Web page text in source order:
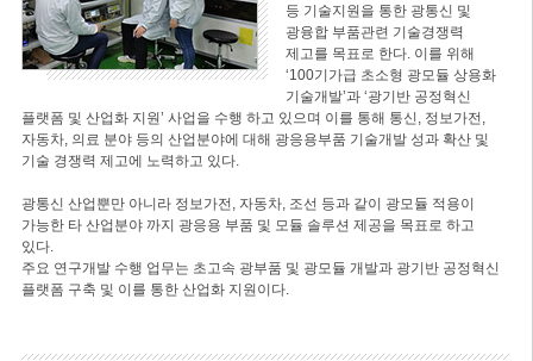
등 기술지원을 통한 광통신 및
광융합 부품관련 기술경쟁력
제고를 목표로 한다. 이를 위해
‘100기가급 초소형 광모듈 상용화
기술개발’과 ‘광기반 공정혁신
플랫폼 및 산업화 지원’ 사업을 수행 하고 있으며 이를 통해 통신, 정보가전,
자동차, 의료 분야 등의 산업분야에 대해 광응용부품 기술개발 성과 확산 및
기술 경쟁력 제고에 노력하고 있다.
광통신 산업뿐만 아니라 정보가전, 자동차, 조선 등과 같이 광모듈 적용이
가능한 타 산업분야 까지 광응용 부품 및 모듈 솔루션 제공을 목표로 하고
있다.
주요 연구개발 수행 업무는 초고속 광부품 및 광모듈 개발과 광기반 공정혁신
플랫폼 구축 및 이를 통한 산업화 지원이다.